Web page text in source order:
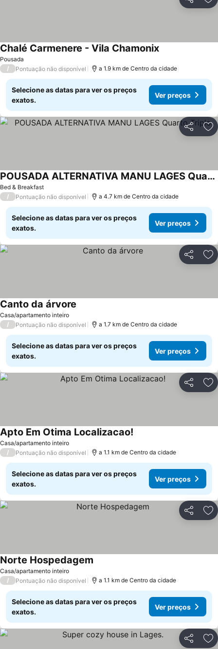
Partilhar
Pousada
Chalé Carmenere - Vila Chamonix
/ Pontuação não disponível a 1.9 km de Centro da cidade
Selecione as datas para ver os preços
exatos.
Ver preços
Partilhar
Bed & Breakfast
POUSADA ALTERNATIVA MANU LAGES Quarto Triplo
/ Pontuação não disponível a 4.7 km de Centro da cidade
Selecione as datas para ver os preços
exatos.
Ver preços
Partilhar
Casa/apartamento inteiro
Canto da árvore
/ Pontuação não disponível a 1.7 km de Centro da cidade
Selecione as datas para ver os preços
exatos.
Ver preços
Partilhar
Casa/apartamento inteiro
Apto Em Otima Localizacao!
/ Pontuação não disponível a 1.1 km de Centro da cidade
Selecione as datas para ver os preços
exatos.
Ver preços
Partilhar
Casa/apartamento inteiro
Norte Hospedagem
/ Pontuação não disponível a 1.1 km de Centro da cidade
Selecione as datas para ver os preços
exatos.
Ver preços
Partilhar